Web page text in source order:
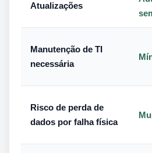
Atualizações
Manutenção de TI
necessária
Risco de perda de
dados por falha física